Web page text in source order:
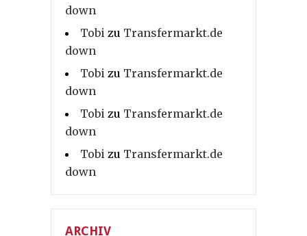
down
Tobi zu Transfermarkt.de
down
Tobi zu Transfermarkt.de
down
Tobi zu Transfermarkt.de
down
Tobi zu Transfermarkt.de
down
ARCHIV